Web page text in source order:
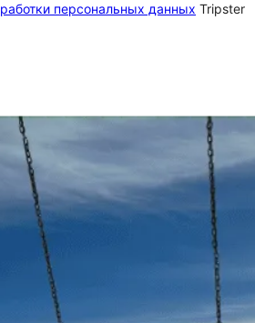
персональных данных Tripster